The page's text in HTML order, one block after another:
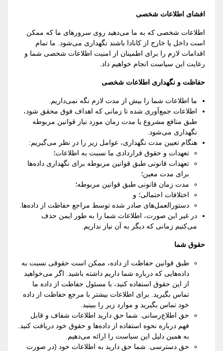
افشای اطلاعات شخصی
اطلاعات شخصی که به ما می‌دهید روی سرورهای ما که ممکن
است داخل یا خارج از کانادا باشند نگهداری می‌شود. ما تمام
اقدامات لازم را برای اطمینان از امنیت اطلاعات شخصی شما و
رعایت این سیاست انجام خواهیم داد.
حفاظت و نگهداری اطلاعات شخصی
ما اطلاعات شما را بیش از مدت لازم نگه نمی‌داریم.
اطلاعات جمع‌آوری شده تا زمانی که اهداف فوق محقق شود،
طبق منافع مشروع یا مدت زمان مورد نیاز قوانین مربوطه
نگهداری می‌شود.
هنگام تعیین مدت نگهداری، عوامل زیر را در نظر می‌گیریم:
تعهدات و حقوق قراردادی ما نسبت به اطلاعات؛
تعهدات قانونی طبق قوانین مربوطه برای نگهداری داده‌ها
برای مدت معین؛
مدت زمان قانونی طبق قوانین مربوطه؛
اختلافات احتمالی؛ و
دستورالعمل‌های صادر شده توسط مراجع حفاظت از داده‌ها.
در غیر این صورت، اطلاعات شما را به طور ایمن حذف
می‌کنیم زمانی که دیگر به آن نیاز نداریم.
حقوق شما
طبق قوانین حفاظت از داده، ممکن است حقوقی نسبت به
داده‌هایی که درباره شما داریم داشته باشید. اگر می‌خواهید
از این حقوق استفاده کنید، با مسئول حفاظت از داده ما
تماس بگیرید. برای اطلاعات بیشتر با مرجع حفاظت از داده
خود تماس بگیرید و موارد زیر را ببینید.
حق اطلاع‌رسانی. شما حق دارید اطلاعات شفاف و قابل
فهم درباره نحوه استفاده از داده‌ها و حقوق خود دریافت کنید.
به همین دلیل این سیاست را ارائه می‌دهیم.
حق دسترسی. شما حق دارید به اطلاعات خود (در صورت